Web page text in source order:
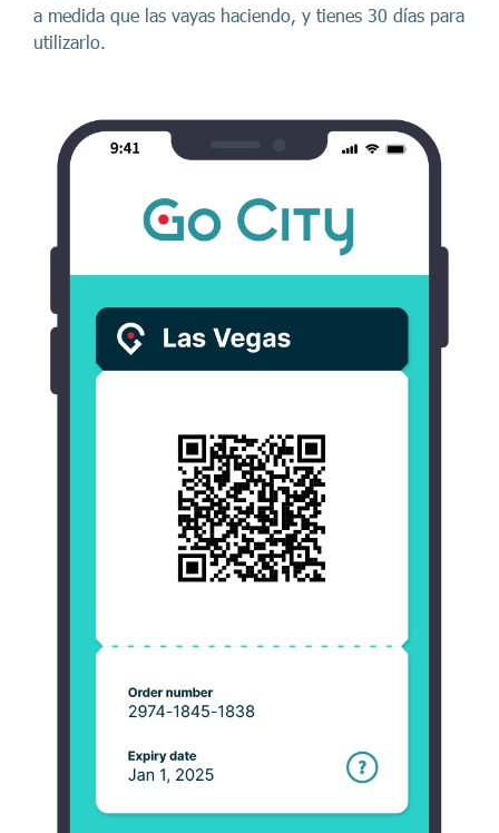
a medida que las vayas haciendo, y tienes 30 días para
utilizarlo.